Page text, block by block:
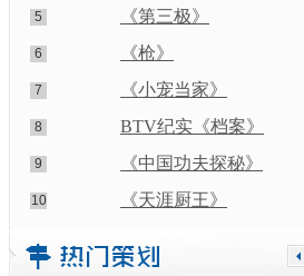
5 《第三极》
6 《枪》
7 《小宠当家》
8 BTV纪实《档案》
9 《中国功夫探秘》
10 《天涯厨王》